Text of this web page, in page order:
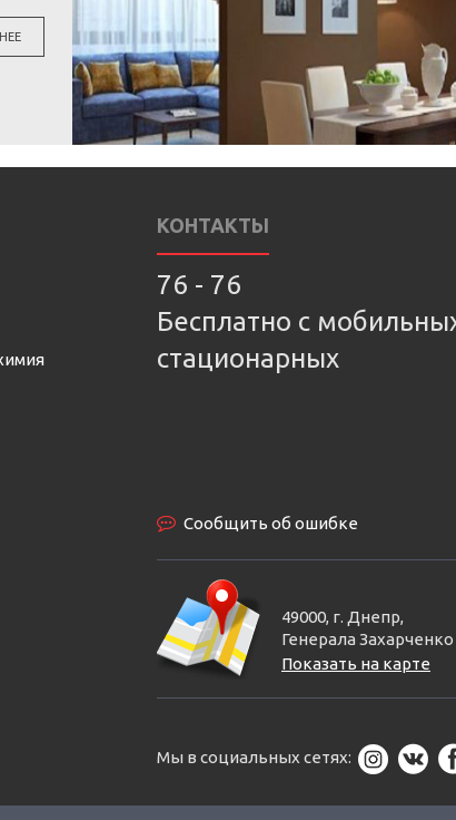
КОНТАКТЫ
76 - 76
Бесплатно с
стационарных
Сообщить об ошибке
49000, г. Днепр,
Генерала Захарченко
Показать на карте
Мы в социальных сетях: